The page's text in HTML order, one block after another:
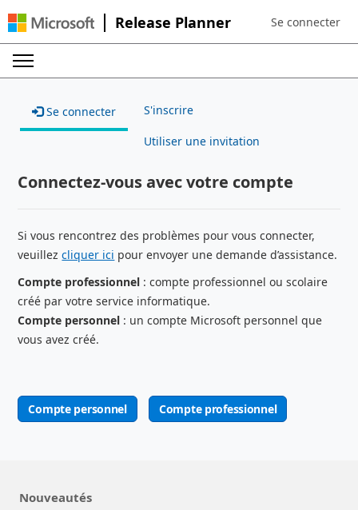
Release Planner Sign in to your
Se connecter
Se connecter S'inscrire
Utiliser une invitation
Connectez-vous avec votre compte
Si vous rencontrez des problèmes pour vous connecter,
veuillezcliquer ici pour envoyer une demande d’assistance.
Compte professionnel : compte professionnel ou scolaire
créé par votre service informatique.
Compte personnel : un compte Microsoft personnel que
vous avez créé.
Compte personnel Compte professionnel
Nouveautés